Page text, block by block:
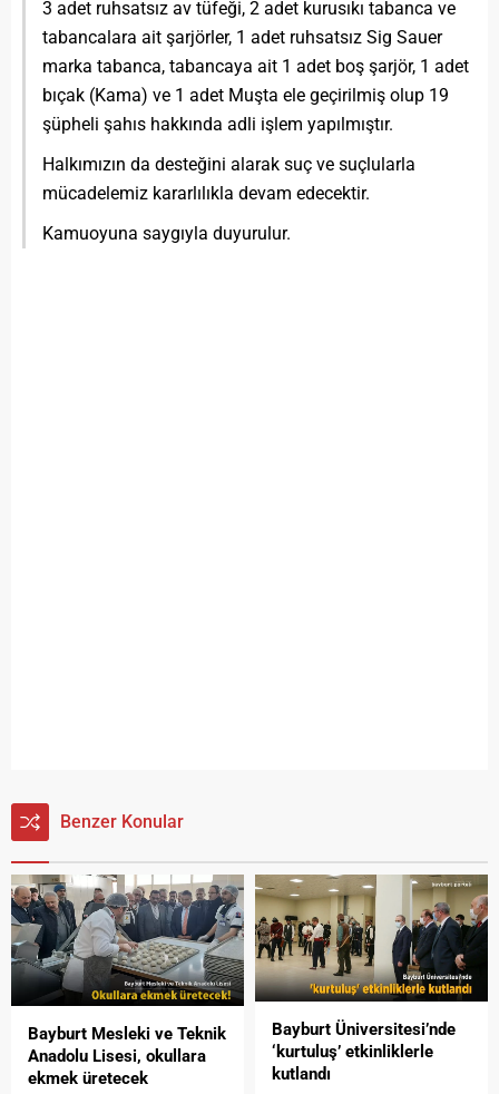
3 adet ruhsatsız av tüfeği, 2 adet kurusıkı tabanca ve
tabancalara ait şarjörler, 1 adet ruhsatsız Sig Sauer
marka tabanca, tabancaya ait 1 adet boş şarjör, 1 adet
bıçak (Kama) ve 1 adet Muşta ele geçirilmiş olup 19
şüpheli şahıs hakkında adli işlem yapılmıştır.
Halkımızın da desteğini alarak suç ve suçlularla
mücadelemiz kararlılıkla devam edecektir.
Kamuoyuna saygıyla duyurulur.
Benzer Konular
Bayburt Mesleki ve Teknik
Anadolu Lisesi, okullara
ekmek üretecek
Bayburt Üniversitesi’nde
‘kurtuluş’ etkinliklerle
kutlandı